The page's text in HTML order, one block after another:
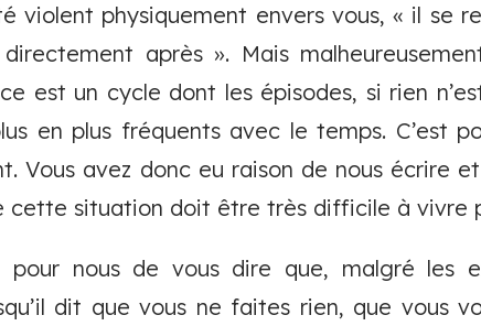
violent physiquement envers vous, « il se
directement après ». Mais
est un cycle dont les épisodes, si rien
en plus fréquents avec le temps. C’est
Vous avez donc eu raison de nous écrire
cette situation doit être très difficile à vivre
nous de vous dire que, malgré les
dit que vous ne faites rien, que vous